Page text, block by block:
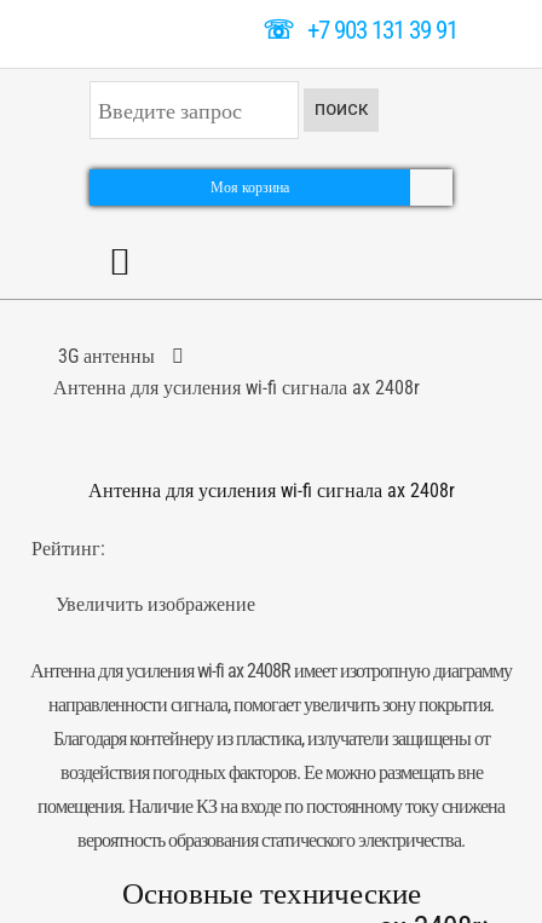
☏+7 903 131 39 91
к
а
ь
ПОИСК
Моя корзина
3G антенны
Антенна для усиления wi-fi сигнала ax 2408r
Антенна для усиления wi-fi сигнала ax 2408r
Рейтинг:
Увеличить изображение
Антенна для усиления wi-fi ax 2408R имеет изотропную диаграмму
направленности сигнала, помогает увеличить зону покрытия.
Благодаря контейнеру из пластика, излучатели защищены от
воздействия погодных факторов. Ее можно размещать вне
помещения. Наличие КЗ на входе по постоянному току снижена
вероятность образования статического электричества.
Основные технические